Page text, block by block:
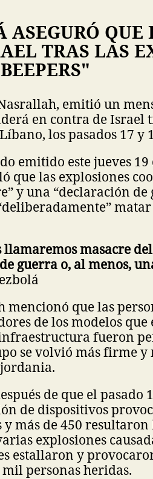
QUE
TRAS LAS
emitió un
en contra de Israel
los pasados 17 y
emitido este jueves
que las explosiones
y una “declaración
masacre
guerra o, al menos,
mencionó que las
de los modelos
fueron
se volvió más firme
de que el pasado
de dispositivos
más de 450 resultaron
explosiones
estallaron y
personas heridas.